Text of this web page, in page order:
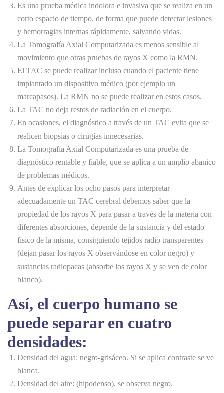
Es una prueba médica indolora e invasiva que se realiza en un
corto espacio de tiempo, de forma que puede detectar lesiones
y hemorragias internas rápidamente, salvando vidas.
La Tomografía Axial Computarizada es menos sensible al
movimiento que otras pruebas de rayos X como la RMN.
El TAC se puede realizar incluso cuando el paciente tiene
implantado un dispositivo médico (por ejemplo un
marcapasos). La RMN no se puede realizar en estos casos.
La TAC no deja restos de radiación en el cuerpo.
En ocasiones, el diagnóstico a través de un TAC evita que se
realicen biopsias o cirugías innecesarias.
La Tomografía Axial Computarizada es una prueba de
diagnóstico rentable y fiable, que se aplica a un amplio abanico
de problemas médicos.
Antes de explicar los ocho pasos para interpretar
adecuadamente un TAC cerebral debemos saber que la
propiedad de los rayos X para pasar a través de la materia con
diferentes absorciones, depende de la sustancia y del estado
físico de la misma, consiguiendo tejidos radio transparentes
(dejan pasar los rayos X observándose en color negro) y
sustancias radiopacas (absorbe los rayos X y se ven de color
blanco).
Así, el cuerpo humano se
puede separar en cuatro
densidades:
Densidad del agua: negro-grisáceo. Si se aplica contraste se ve
blanca.
Densidad del aire: (hipodenso), se observa negro.